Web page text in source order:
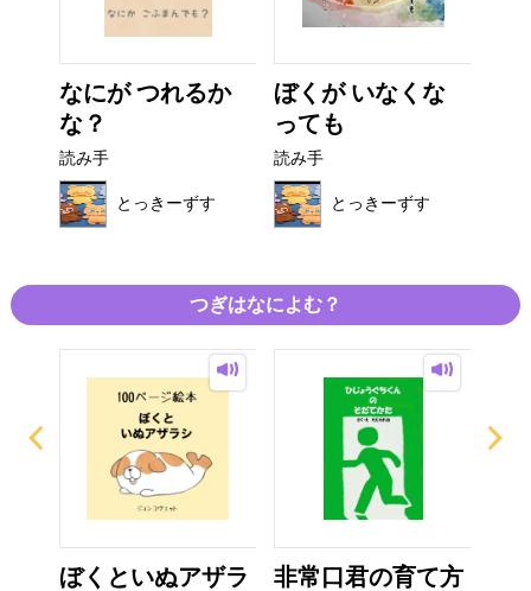
なにが つれるか
な？
読み手
とっきーずす
ぼくが いなくな
っても
読み手
とっきーずす
つぎはなによむ？
ぼくといぬアザラ
非常口君の育て方